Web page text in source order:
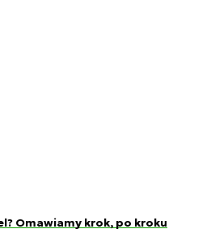
Omawiamy krok, po kroku